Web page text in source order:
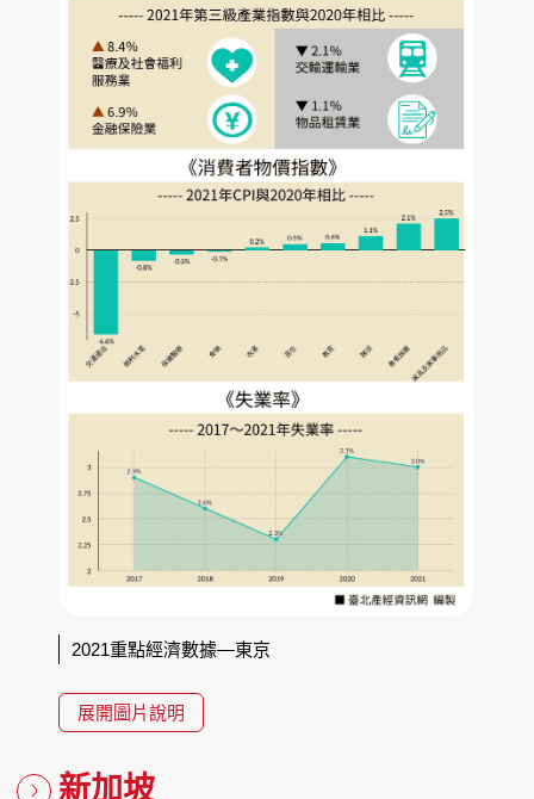
2021重點經濟數據—東京
展開圖片說明
新加坡